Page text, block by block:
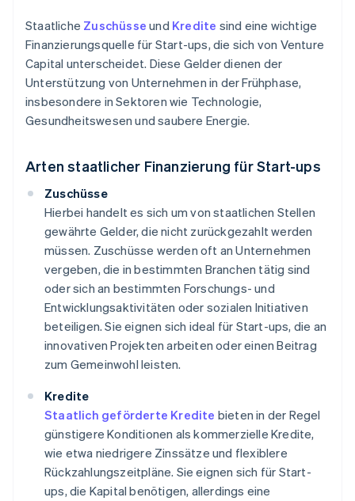
Staatliche Zuschüsse und Kredite sind eine wichtige
Finanzierungsquelle für Start-ups, die sich von Venture
Capital unterscheidet. Diese Gelder dienen der
Unterstützung von Unternehmen in der Frühphase,
insbesondere in Sektoren wie Technologie,
Gesundheitswesen und saubere Energie.
Arten staatlicher Finanzierung für Start-ups
Zuschüsse
Hierbei handelt es sich um von staatlichen Stellen
gewährte Gelder, die nicht zurückgezahlt werden
müssen. Zuschüsse werden oft an Unternehmen
vergeben, die in bestimmten Branchen tätig sind
oder sich an bestimmten Forschungs- und
Entwicklungsaktivitäten oder sozialen Initiativen
beteiligen. Sie eignen sich ideal für Start-ups, die an
innovativen Projekten arbeiten oder einen Beitrag
zum Gemeinwohl leisten.
Kredite
Staatlich geförderte Kredite bieten in der Regel
günstigere Konditionen als kommerzielle Kredite,
wie etwa niedrigere Zinssätze und flexiblere
Rückzahlungszeitpläne. Sie eignen sich für Start-
ups, die Kapital benötigen, allerdings eine